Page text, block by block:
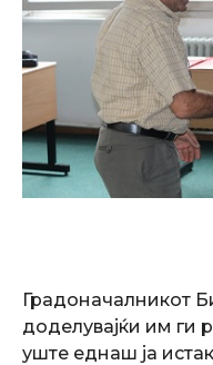
Градоначалникот
доделувајќи им ги
уште еднаш ја